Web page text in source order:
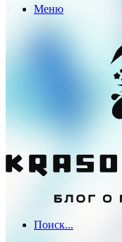
Меню
Поиск...